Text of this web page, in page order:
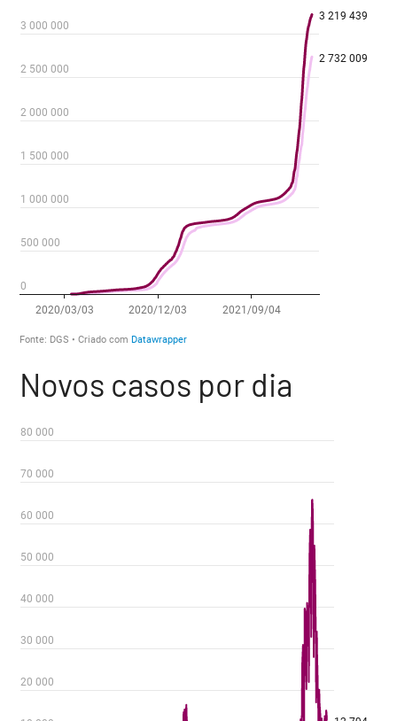
Novos casos por dia